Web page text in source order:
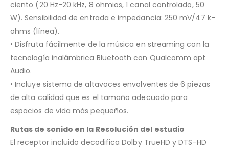
ciento (20 Hz-20 kHz, 8 ohmios, 1 canal controlado, 50
W). Sensibilidad de entrada e impedancia: 250 mV/47 k-
ohms (línea).
• Disfruta fácilmente de la música en streaming con la
tecnología inalámbrica Bluetooth con Qualcomm apt
Audio.
• Incluye sistema de altavoces envolventes de 6 piezas
de alta calidad que es el tamaño adecuado para
espacios de vida más pequeños.
Rutas de sonido en la Resolución del estudio
El receptor incluido decodifica Dolby TrueHD y DTS-HD